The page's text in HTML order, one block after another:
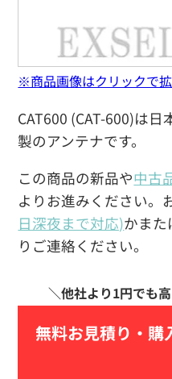
CAT600 (CAT-600)は日
製のアンテナです。
この商品の新品や中古
よりお進みください。
日深夜まで対応)かまた
りご連絡ください。
無料お見積り・ 購
※商品画像はクリックで